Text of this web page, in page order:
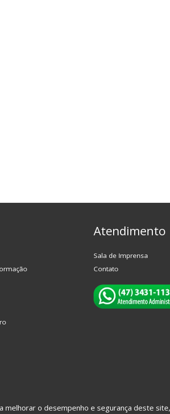
Atendimento
Sala de Imprensa
Contato
melhorar o desempenho e segurança deste